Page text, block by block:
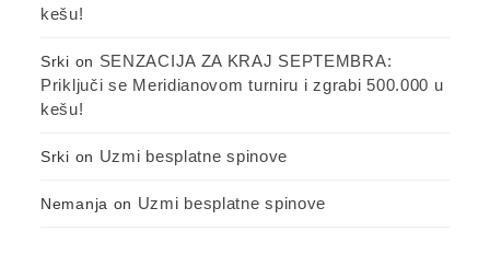
kešu!
Srki on SENZACIJA ZA KRAJ SEPTEMBRA:
Priključi se Meridianovom turniru i zgrabi 500.000 u
kešu!
Srki on Uzmi besplatne spinove
Nemanja on Uzmi besplatne spinove